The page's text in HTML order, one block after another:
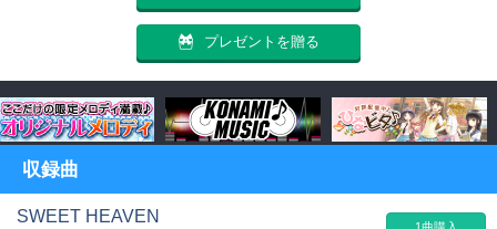
プレゼントを贈る
収録曲
SWEET HEAVEN